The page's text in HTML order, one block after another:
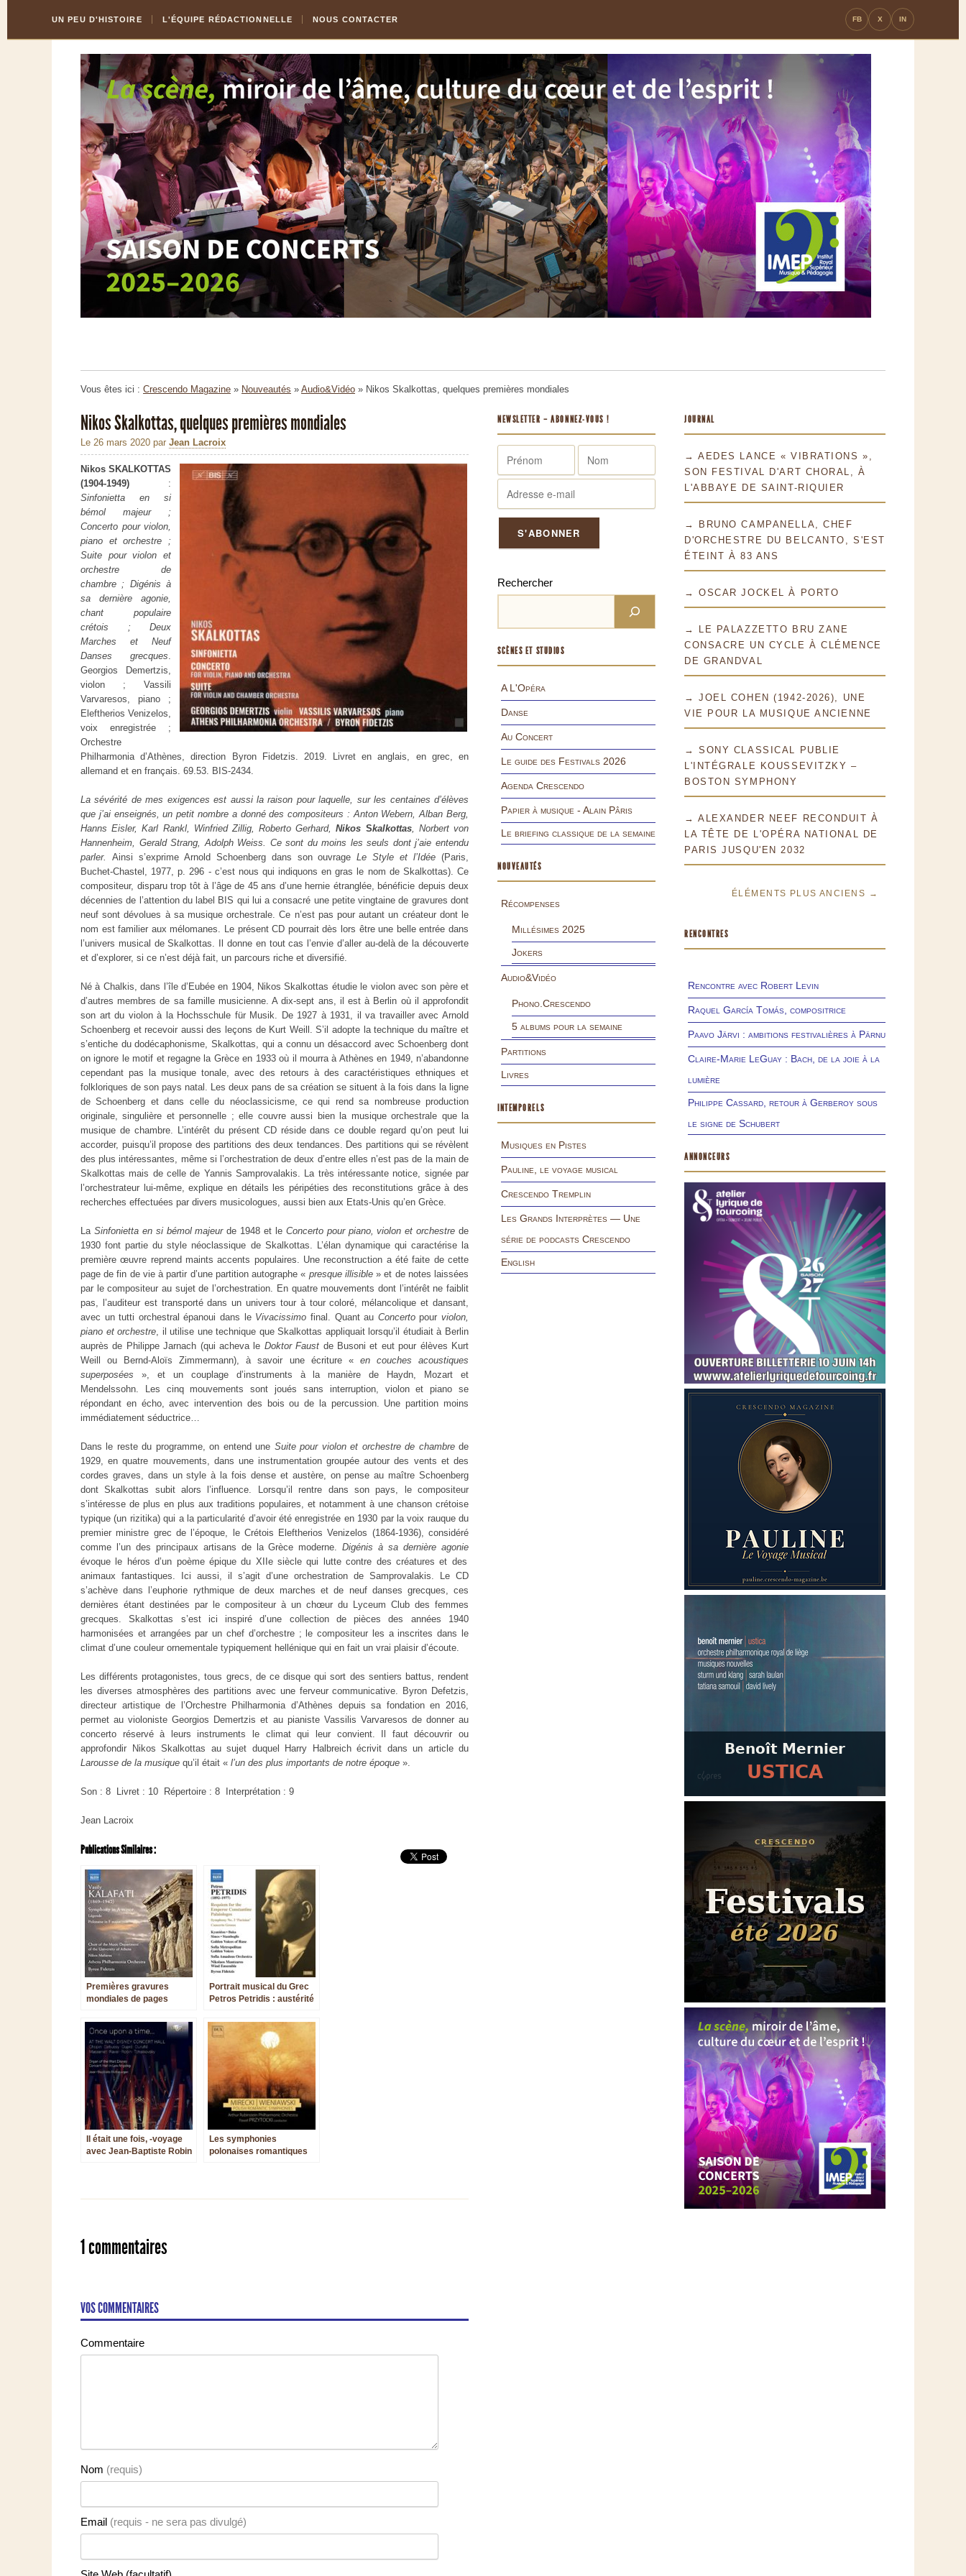
Content
la
UN PEU D'HISTOIRE L'ÉQUIPE RÉDACTIONNELLE NOUS CONTACTER FB X IN
Vous êtes ici : Crescendo Magazine » Nouveautés » Audio&Vidéo » Nikos Skalkottas, quelques premières mondiales
Nikos Skalkottas, quelques premières mondiales
Le 26 mars 2020 par Jean Lacroix
Nikos SKALKOTTAS
(1904-1949) :
Sinfonietta en si
bémol majeur ;
Concerto pour violon,
piano et orchestre ;
Suite pour violon et
orchestre de
chambre ; Digénis à
sa dernière agonie,
chant populaire
crétois ; Deux
Marches et Neuf
Danses grecques.
Georgios Demertzis,
violon ; Vassili
Varvaresos, piano ;
Eleftherios Venizelos,
voix enregistrée ;
Orchestre
Philharmonia d’Athènes, direction Byron Fidetzis. 2019. Livret en anglais, en grec, en
allemand et en français. 69.53. BIS-2434.
La sévérité de mes exigences est aussi la raison pour laquelle, sur les centaines d’élèves
que j’ai enseignés, un petit nombre a donné des compositeurs : Anton Webern, Alban Berg,
Hanns Eisler, Karl Rankl, Winfried Zillig, Roberto Gerhard,Nikos Skalkottas, Norbert von
Hannenheim, Gerald Strang, Adolph Weiss. Ce sont du moins les seuls dont j’aie entendu
parler. Ainsi s’exprime Arnold Schoenberg dans son ouvrageLe Style et l’Idée (Paris,
Buchet-Chastel, 1977, p. 296 - c’est nous qui indiquons en gras le nom de Skalkottas). Ce
compositeur, disparu trop tôt à l’âge de 45 ans d’une hernie étranglée, bénéficie depuis deux
décennies de l’attention du label BIS qui lui a consacré une petite vingtaine de gravures dont
neuf sont dévolues à sa musique orchestrale. Ce n’est pas pour autant un créateur dont le
nom est familier aux mélomanes. Le présent CD pourrait dès lors être une belle entrée dans
l’univers musical de Skalkottas. Il donne en tout cas l’envie d’aller au-delà de la découverte
et d’explorer, si ce n’est déjà fait, un parcours riche et diversifié.
Né à Chalkis, dans l’île d’Eubée en 1904, Nikos Skalkottas étudie le violon avec son père et
d’autres membres de sa famille musicienne. A dix-sept ans, il est à Berlin où il approfondit
son art du violon à la Hochsschule für Musik. De 1927 à 1931, il va travailler avec Arnold
Schoenberg et recevoir aussi des leçons de Kurt Weill. S’il adopte la technique du maître et
s’entiche du dodécaphonisme, Skalkottas, qui a connu un désaccord avec Schoenberg dont
on ignore le motif et regagne la Grèce en 1933 où il mourra à Athènes en 1949, n’abandonne
cependant pas la musique tonale, avec des retours à des caractéristiques ethniques et
folkloriques de son pays natal. Les deux pans de sa création se situent à la fois dans la ligne
de Schoenberg et dans celle du néoclassicisme, ce qui rend sa nombreuse production
originale, singulière et personnelle ; elle couvre aussi bien la musique orchestrale que la
musique de chambre. L’intérêt du présent CD réside dans ce double regard qu’on peut lui
accorder, puisqu’il propose des partitions des deux tendances. Des partitions qui se révèlent
des plus intéressantes, même si l’orchestration de deux d’entre elles n’est pas de la main de
Skalkottas mais de celle de Yannis Samprovalakis. La très intéressante notice, signée par
l’orchestrateur lui-même, explique en détails les péripéties des reconstitutions grâce à des
recherches effectuées par divers musicologues, aussi bien aux Etats-Unis qu’en Grèce.
La Sinfonietta en si bémol majeurde 1948 et le Concerto pour piano, violon et orchestre de
1930 font partie du style néoclassique de Skalkottas. L’élan dynamique qui caractérise la
première œuvre reprend maints accents populaires. Une reconstruction a été faite de cette
page de fin de vie à partir d’une partition autographe « presque illisible» et de notes laissées
par le compositeur au sujet de l’orchestration. En quatre mouvements dont l’intérêt ne faiblit
pas, l’auditeur est transporté dans un univers tour à tour coloré, mélancolique et dansant,
avec un tutti orchestral épanoui dans le Vivacissimo final. Quant au Concertopour violon,
piano et orchestre, il utilise une technique que Skalkottas appliquait lorsqu’il étudiait à Berlin
auprès de Philippe Jarnach (qui acheva le Doktor Faust de Busoni et eut pour élèves Kurt
Weill ou Bernd-Aloïs Zimmermann), à savoir une écriture « en couches acoustiques
superposées », et un couplage d’instruments à la manière de Haydn, Mozart et
Mendelssohn. Les cinq mouvements sont joués sans interruption, violon et piano se
répondant en écho, avec intervention des bois ou de la percussion. Une partition moins
immédiatement séductrice…
Dans le reste du programme, on entend une Suite pour violon et orchestre de chambrede
1929, en quatre mouvements, dans une instrumentation groupée autour des vents et des
cordes graves, dans un style à la fois dense et austère, on pense au maître Schoenberg
dont Skalkottas subit alors l’influence. Lorsqu’il rentre dans son pays, le compositeur
s’intéresse de plus en plus aux traditions populaires, et notamment à une chanson crétoise
typique (un rizitika) qui a la particularité d’avoir été enregistrée en 1930 par la voix rauque du
premier ministre grec de l’époque, le Crétois Eleftherios Venizelos (1864-1936), considéré
comme l’un des principaux artisans de la Grèce moderne.Digénis à sa dernière agonie
évoque le héros d’un poème épique du XIIe siècle qui lutte contre des créatures et des
animaux fantastiques. Ici aussi, il s’agit d’une orchestration de Samprovalakis. Le CD
s’achève dans l’euphorie rythmique de deux marches et de neuf danses grecques, ces
dernières étant destinées par le compositeur à un chœur du Lyceum Club des femmes
grecques. Skalkottas s’est ici inspiré d’une collection de pièces des années 1940
harmonisées et arrangées par un chef d’orchestre ; le compositeur les a inscrites dans le
climat d’une couleur ornementale typiquement hellénique qui en fait un vrai plaisir d’écoute.
Les différents protagonistes, tous grecs, de ce disque qui sort des sentiers battus, rendent
les diverses atmosphères des partitions avec une ferveur communicative. Byron Defetzis,
directeur artistique de l’Orchestre Philharmonia d’Athènes depuis sa fondation en 2016,
permet au violoniste Georgios Demertzis et au pianiste Vassilis Varvaresos de donner au
concerto réservé à leurs instruments le climat qui leur convient. Il faut découvrir ou
approfondir Nikos Skalkottas au sujet duquel Harry Halbreich écrivit dans un article du
Larousse de la musique qu’il était « l’un des plus importants de notre époque ».
Son : 8 Livret : 10 Répertoire : 8 Interprétation : 9
Jean Lacroix
Publications Similaires :
Premières gravures
mondiales de pages
Kalafati
Portrait musical du Grec
Petros Petridis : austérité
Il était une fois, -voyage
avec Jean-Baptiste Robin
Les symphonies
polonaises romantiques
1 commentaires
VOS COMMENTAIRES
Commentaire
Nom (requis)
Email (requis - ne sera pas divulgé)
NEWSLETTER – ABONNEZ-VOUS !
Rechercher
SCÈNES ET STUDIOS
A L'Opéra
Danse
Au Concert
Le guide des Festivals 2026
Agenda Crescendo
Papier à musique - Alain Pâris
Le briefing classique de la semaine
NOUVEAUTÉS
Récompenses
Millésimes 2025
Jokers
Audio&Vidéo
Phono.Crescendo
5 albums pour la semaine
Partitions
Livres
INTEMPORELS
Musiques en Pistes
Pauline, le voyage musical
Crescendo Tremplin
Les Grands Interprètes — Une
série de podcasts Crescendo
English
JOURNAL
→ AEDES LANCE « VIBRATIONS »,
SON FESTIVAL D'ART CHORAL, À
L'ABBAYE DE SAINT-RIQUIER
→ BRUNO CAMPANELLA, CHEF
D'ORCHESTRE DU BELCANTO, S'EST
ÉTEINT À 83 ANS
→ OSCAR JOCKEL À PORTO
→ LE PALAZZETTO BRU ZANE
CONSACRE UN CYCLE À CLÉMENCE
DE GRANDVAL
→ JOEL COHEN (1942-2026), UNE
VIE POUR LA MUSIQUE ANCIENNE
→ SONY CLASSICAL PUBLIE
L'INTÉGRALE KOUSSEVITZKY –
BOSTON SYMPHONY
→ ALEXANDER NEEF RECONDUIT À
LA TÊTE DE L'OPÉRA NATIONAL DE
PARIS JUSQU'EN 2032
ÉLÉMENTS PLUS ANCIENS →
RENCONTRES
Rencontre avec Robert Levin
Raquel García Tomás, compositrice
Paavo Järvi : ambitions festivalières à Pärnu
Claire-Marie LeGuay : Bach, de la joie à la
lumière
Philippe Cassard, retour à Gerberoy sous
le signe de Schubert
ANNONCEURS